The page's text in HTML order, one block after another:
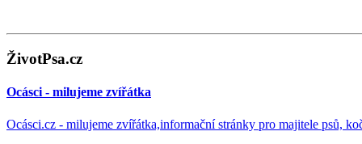
ŽivotPsa.cz
Ocásci - milujeme zvířátka
Ocásci.cz - milujeme zvířátka,informační stránky pro majitele psů,